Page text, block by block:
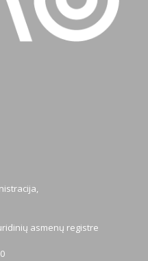
asmenų registre